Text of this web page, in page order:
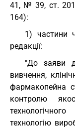
41, № 39, ст.
164):
1) частини
редакції:
"До заяви
вивчення,
фармакопейна
контролю
технологію